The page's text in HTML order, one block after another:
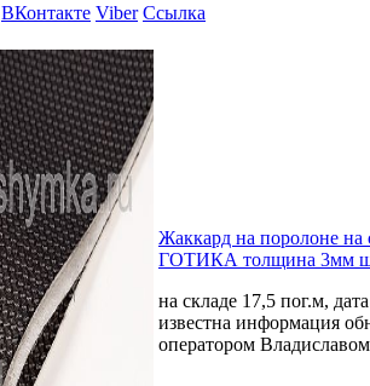
ВКонтакте Viber Ссылка
Жаккард на поролоне на
ГОТИКА толщина 3мм
на складе 17,5 пог.м,
известна информация
оператором Владиславом